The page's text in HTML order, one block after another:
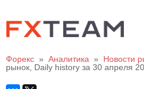
Форекс » Аналитика » Новости
рынок, Daily history за 30 апреля